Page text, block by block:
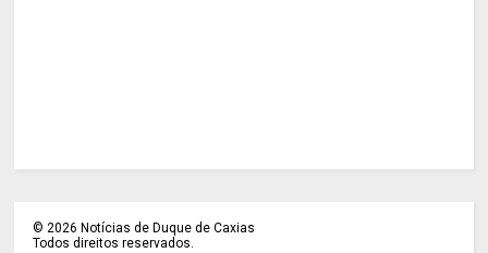
©2026 Notícias de Duque de Caxias
Todos direitos reservados.